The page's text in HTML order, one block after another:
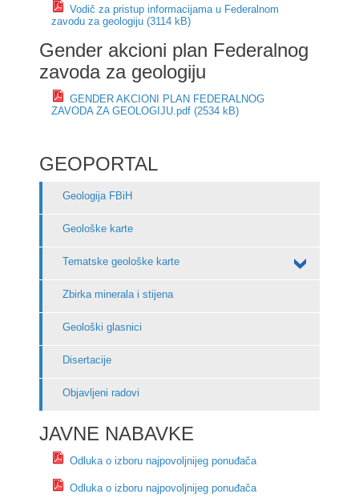
Vodič za pristup informacijama u Federalnom
zavodu za geologiju (3114 kB)
Gender akcioni plan Federalnog
zavoda za geologiju
GENDER AKCIONI PLAN FEDERALNOG
ZAVODA ZA GEOLOGIJU.pdf (2534 kB)
GEOPORTAL
Geologija FBiH
Geološke karte
Tematske geološke karte
Zbirka minerala i stijena
Geološki glasnici
Disertacije
Objavljeni radovi
JAVNE NABAVKE
Odluka o izboru najpovoljnijeg ponuđača
Odluka o izboru najpovoljnijeg ponuđača